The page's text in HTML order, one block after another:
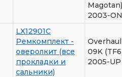
Magotan)
2003-ON
LX12901C
Ремкомплект -
оверолкит (все
прокладки и
сальники)
09K
2005-UP